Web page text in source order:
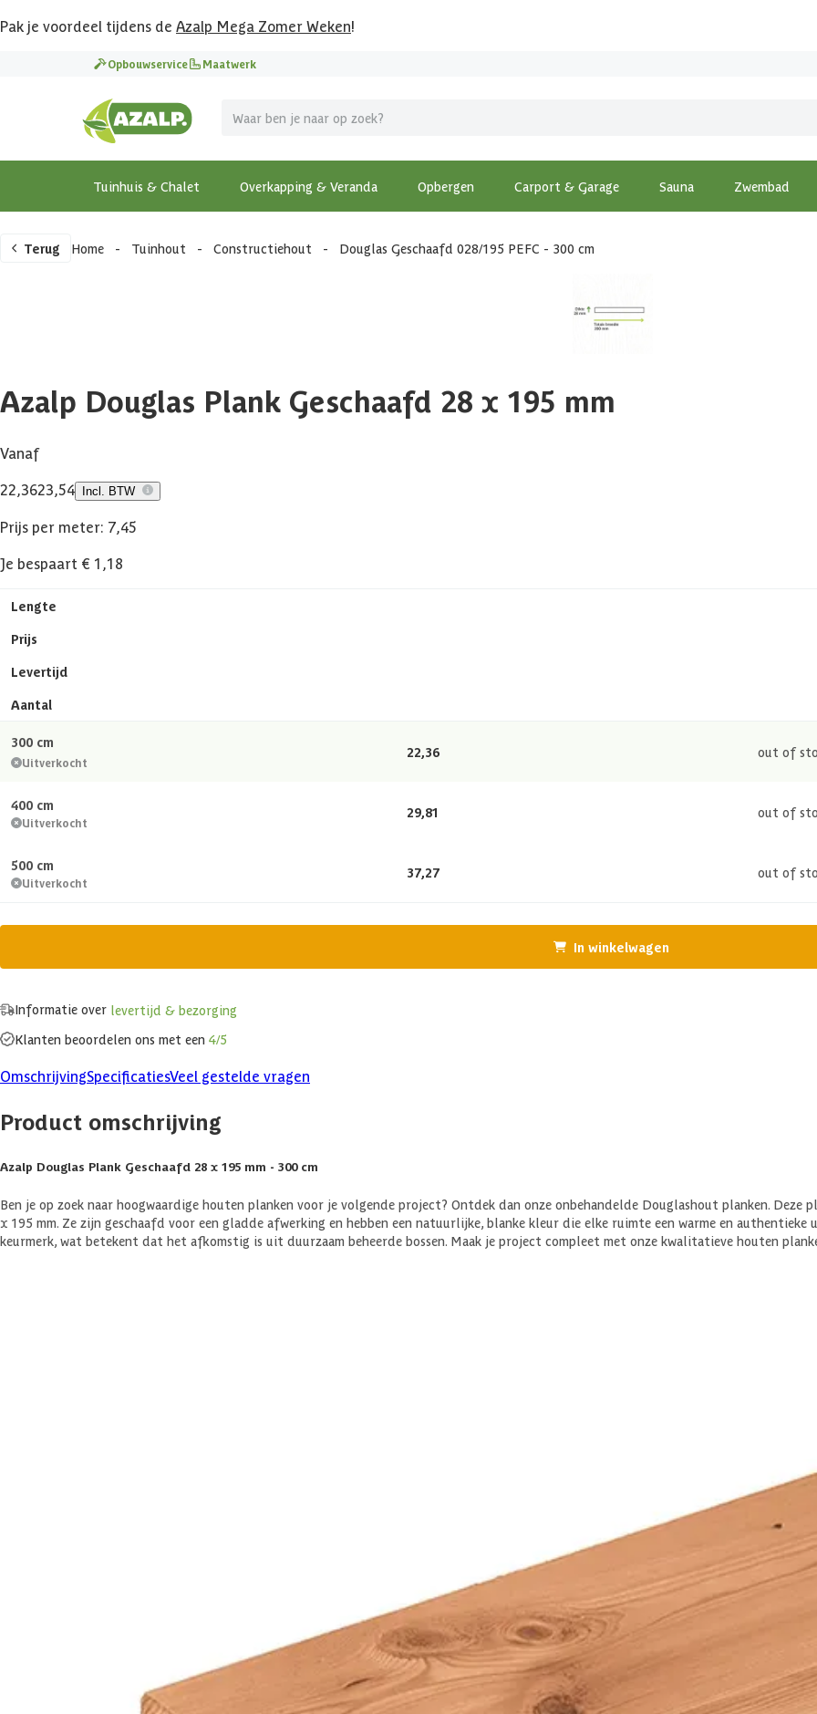
Pak je voordeel tijdens de Azalp Mega Zomer Weken!
Opbouwservice Maatwerk
Tuinhuis & Chalet Overkapping & Veranda Opbergen Carport & Garage Sauna Zwembad
Terug Home - Tuinhout - Constructiehout - Douglas Geschaafd 028/195 PEFC - 300 cm
Azalp Douglas Plank Geschaafd 28 x 195 mm
Vanaf
22,3623,54 Incl. BTW
Prijs per meter: 7,45
Je bespaart € 1,18
Lengte
Prijs
Levertijd
Aantal
300 cm
Uitverkocht
out of
22,36
400 cm
Uitverkocht
out of
29,81
500 cm
Uitverkocht
out of
37,27
In winkelwagen
Informatie over levertijd & bezorging
Klanten beoordelen ons met een 4/5
OmschrijvingSpecificatiesVeel gestelde vragen
Product omschrijving
Azalp Douglas Plank Geschaafd 28 x 195 mm - 300 cm
Ben je op zoek naar hoogwaardige houten planken voor je volgende project? Ontdek dan onze onbehandelde Douglashout planken.
x 195 mm. Ze zijn geschaafd voor een gladde afwerking en hebben een natuurlijke, blanke kleur die elke ruimte een warme en
keurmerk, wat betekent dat het afkomstig is uit duurzaam beheerde bossen. Maak je project compleet met onze kwalitatieve houten
het hout 10 tot 15 jaar goed. Het hout heeft van nature een mooie, warme kleur. Die kleur kun je behouden door de douglas planken en
Azalp
300 cm